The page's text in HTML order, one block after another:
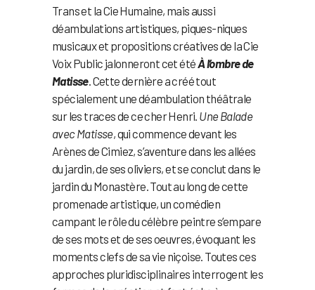
Trans et la Cie Humaine, mais aussi
déambulations artistiques, piques-niques
musicaux et propositions créatives de la Cie
Voix Public jalonneront cet étéÀl’ombre de
Matisse. Cette dernière a créé tout
spécialement une déambulation théâtrale
sur les traces de ce cher Henri. Une Balade
avec Matisse, qui commence devant les
Arènes de Cimiez, s’aventure dans les allées
du jardin, de ses oliviers, et se conclut dans le
jardin du Monastère. Tout au long de cette
promenade artistique, un comédien
campant le rôle du célèbre peintre s’empare
de ses mots et de ses oeuvres, évoquant les
moments clefs de sa vie niçoise. Toutes ces
approches pluridisciplinaires interrogent les